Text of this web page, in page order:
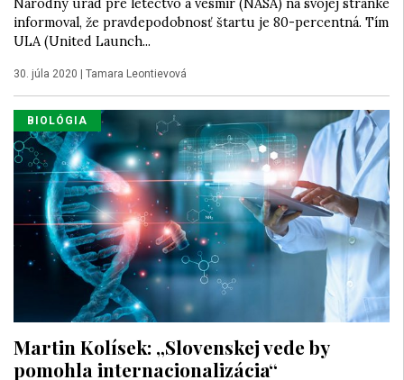
Národný úrad pre letectvo a vesmír (NASA) na svojej stránke
informoval, že pravdepodobnosť štartu je 80-percentná. Tím
ULA (United Launch...
30. júla 2020 | Tamara Leontievová
BIOLÓGIA
Martin Kolísek: „Slovenskej vede by
pomohla internacionalizácia“